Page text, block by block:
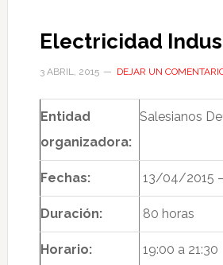
Electricidad
3 ABRIL, 2015 DEJAR UN
Entidad
organizadora:
Salesianos
Fechas: 13/04/2015
Duración: 80 horas
Horario: 19:00 a 21:30